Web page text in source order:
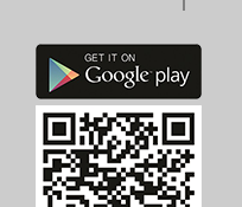
ΠΟΛΗ